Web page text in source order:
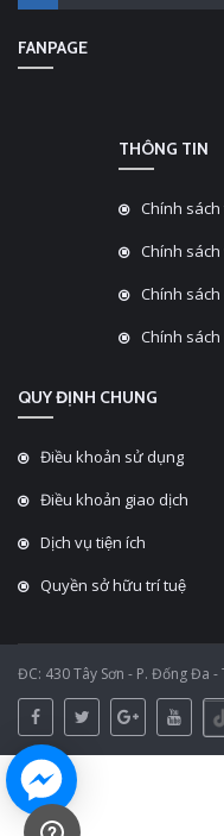
FANPAGE
THÔNG TIN
Chính
Chính
Chính
Chính
QUY ĐỊNH CHUNG
Điều khoản sử dụng
Điều khoản giao dịch
Dịch vụ tiện ích
Quyền sở hữu trí tuệ
ĐC: 430 Tây Sơn - P. Đống Đa -